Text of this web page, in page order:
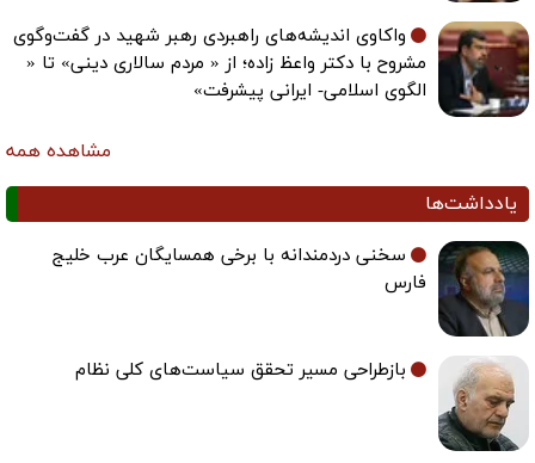
واکاوی اندیشه‌های راهبردی رهبر شهید در گفت‌وگوی
مشروح با دکتر واعظ زاده؛ از « مردم سالاری دینی» تا «
الگوی اسلامی- ایرانی پیشرفت»
مشاهده همه
یادداشت‌ها
سخنی دردمندانه با برخی همسایگان عرب خلیج
فارس
بازطراحی مسیر تحقق سیاست‌های کلی نظام